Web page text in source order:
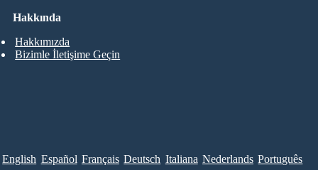
Hakkında
Hakkımızda
Bizimle İletişime Geçin
English Español Français Deutsch Italiana Nederlands Português